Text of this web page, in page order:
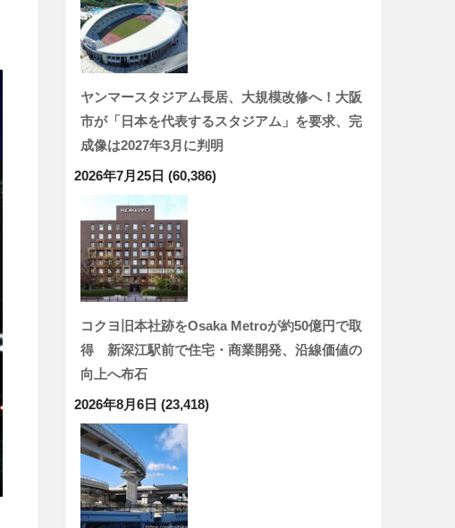
ヤンマースタジアム長居、大規模改修へ！大阪
市が「日本を代表するスタジアム」を要求、完
成像は2027年3月に判明
2026年7月25日 (60,386)
コクヨ旧本社跡をOsaka Metroが約50億円で取
得 新深江駅前で住宅・商業開発、沿線価値の
向上へ布石
2026年8月6日 (23,418)